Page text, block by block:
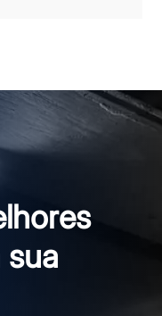
sua